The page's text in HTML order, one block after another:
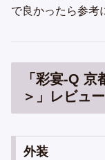
で良かったら参考
「彩宴-Q
＞」レビュー
外装